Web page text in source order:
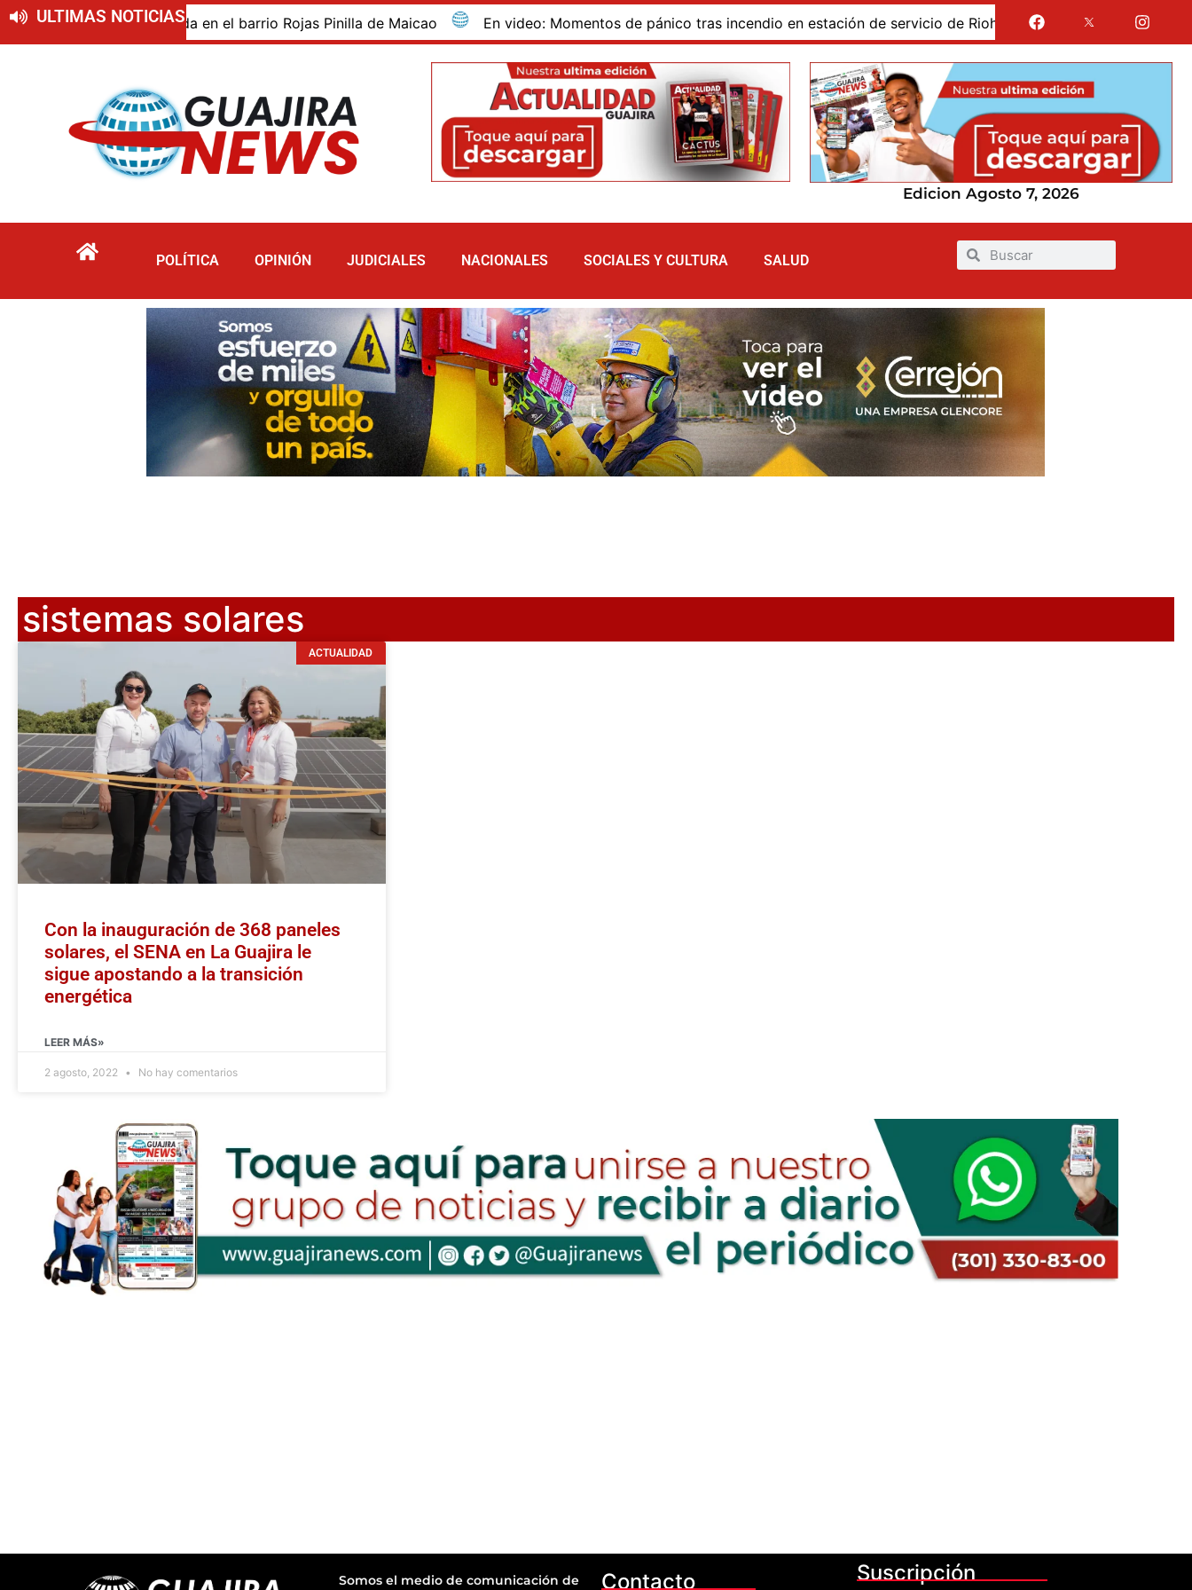
ULTIMAS NOTICIAS
de su vivienda en el barrio Rojas Pinilla de Maicao En video: Momentos de pánico tras incendio en estación de servicio de Riohacha; una volqueta impactó un
Edicion Agosto 7, 2026
POLÍTICA OPINIÓN JUDICIALES NACIONALES SOCIALES Y CULTURA SALUD
sistemas solares
ACTUALIDAD
Con la inauguración de 368 paneles
solares, el SENA en La Guajira le
sigue apostando a la transición
energética
LEER MÁS»
2 agosto, 2022 No hay comentarios
Somos el medio de comunicación de Contacto Suscripción